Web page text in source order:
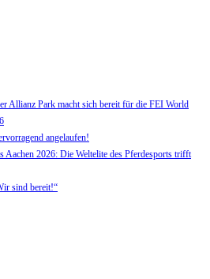
Allianz Park macht sich bereit für die FEI World
angelaufen!
Aachen 2026: Die Weltelite des Pferdesports trifft
sind bereit!“